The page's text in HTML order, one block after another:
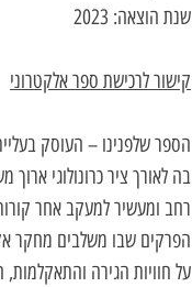
שנת הוצאה: 2023
קישור לרכישת ספר אלקטרוני
הספר שלפנינו – העוסק
בה לאורך ציר כרונולוגי
רחב ומעשיר למעקב אחר
הפרקים שבו משלבים מחקר
על חוויות הגירה